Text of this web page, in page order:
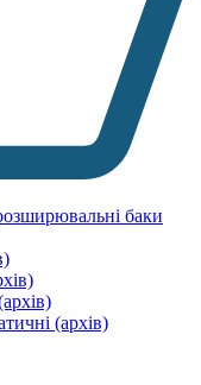
баки
(архів)